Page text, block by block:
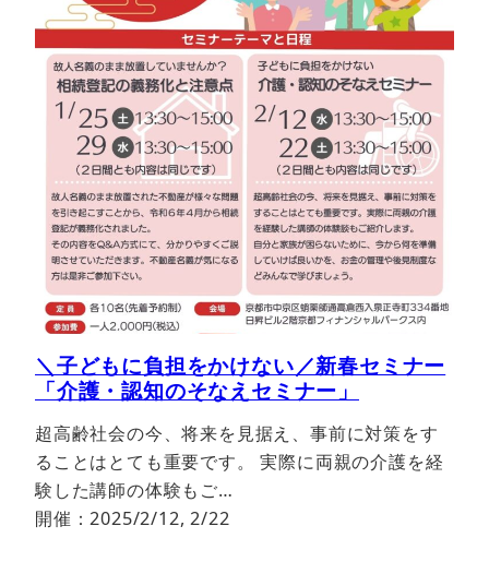
＼子どもに負担をかけない／新春セミナー
「介護・認知のそなえセミナー」
超高齢社会の今、将来を見据え、事前に対策をす
ることはとても重要です。 実際に両親の介護を経
験した講師の体験もご…
開催：2025/2/12, 2/22